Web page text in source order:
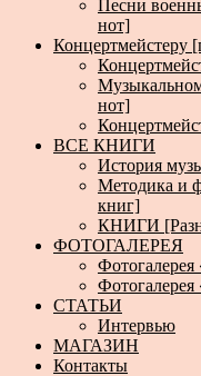
Песни
нот]
Концертмейстеру
нот]
ВСЕ КНИГИ
История
Методика и
книг]
КНИГИ
ФОТОГАЛЕРЕЯ
Фотогалерея
СТАТЬИ
Интервью
МАГАЗИН
Контакты